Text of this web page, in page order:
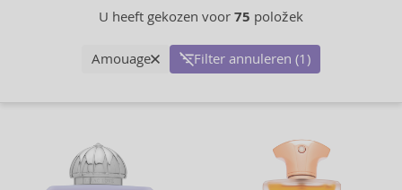
U heeft gekozen voor 75 položek
Amouage Filter annuleren (1)